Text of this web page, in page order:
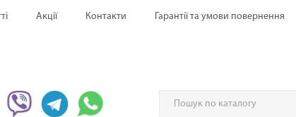
Акції Контакти Гарантії та умови повернення